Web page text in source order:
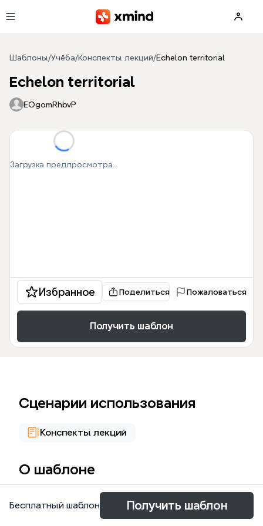
Шаблоны /Учёба/Конспекты лекций/Echelon territorial
Echelon territorial
EOgomRhbvP
Загрузка предпросмотра...
Избранное Поделиться Пожаловаться
Получить шаблон
Сценарии использования
Конспекты лекций
О шаблоне
Le modèle 'Echelon territorial' est une mind map
détaillant les différents niveaux d'organisation
Бесплатный шаблон Получить шаблон